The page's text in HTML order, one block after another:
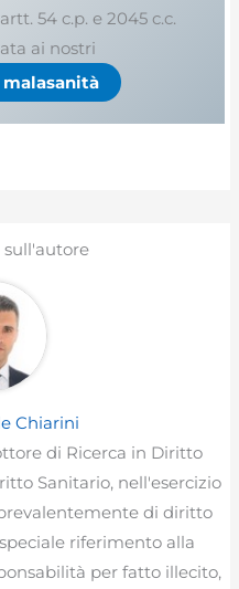
54 c.p. e 2045 c.c.
ai nostri
Chiarini
di Ricerca in Diritto
Sanitario, nell'esercizio
di diritto
riferimento alla
per fatto illecito,